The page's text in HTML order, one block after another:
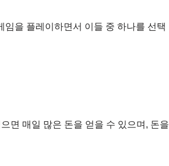
을 플레이하면서 이들 중 하나를 선택
면 매일 많은 돈을 얻을 수 있으며, 돈을